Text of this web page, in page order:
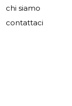
chi siamo
contattaci